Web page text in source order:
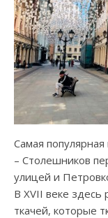
Самая
– Столешников
улицей и
В XVII веке здесь
ткачей, которые